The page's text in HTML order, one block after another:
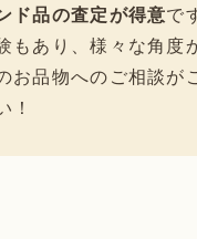
ド品の査定が得意で
もあり、様々な角度
お品物へのご相談が
！